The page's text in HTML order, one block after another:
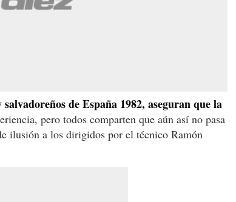
de España 1982, aseguran que la
pero todos comparten que aún así no pasa
ilusión a los dirigidos por el técnico Ramón